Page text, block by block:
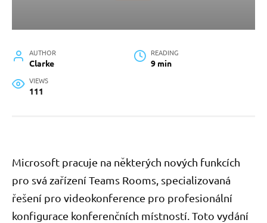
AUTHOR
Clarke
READING
9 min
VIEWS
111
Microsoft pracuje na některých nových funkcích
pro svá zařízení Teams Rooms, specializovaná
řešení pro videokonference pro profesionální
konfigurace konferenčních místností. Toto vydání